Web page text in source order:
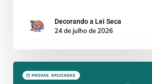
Decorando a Lei Seca
24 de julho de 2026
Concurso